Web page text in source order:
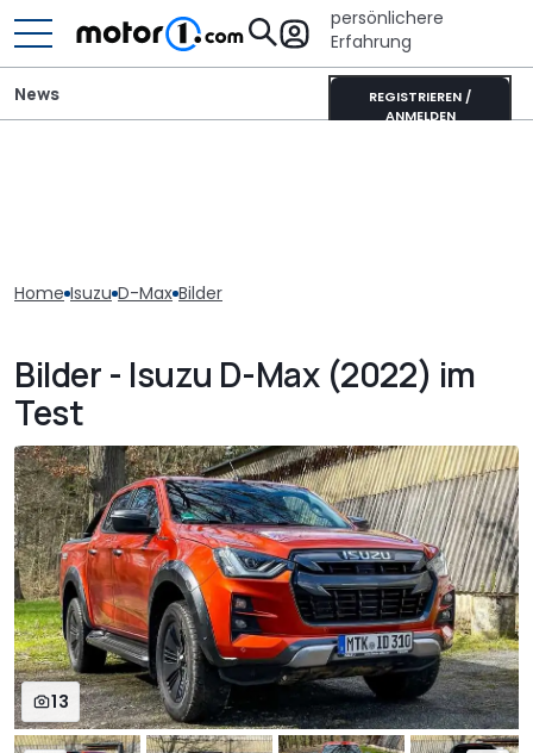
persönlichere
Erfahrung
REGISTRIEREN /
ANMELDEN
News
Home Isuzu D-Max Bilder
Bilder - Isuzu D-Max (2022) im
Test
13